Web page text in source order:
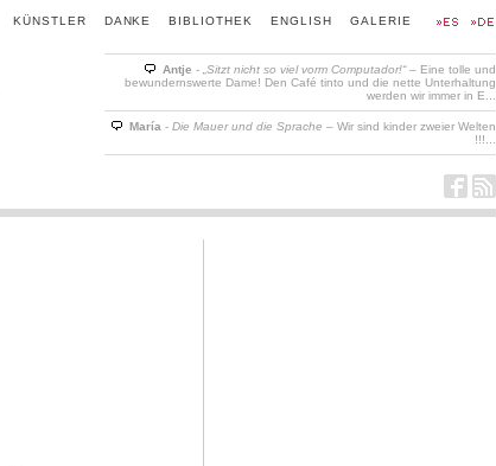
GALERIE
ENGLISH
BIBLIOTHEK
DANKE
KÜNSTLER
Antje - „Sitzt nicht so viel vorm Computador!“– Eine tolle und
bewundernswerte Dame! Den Café tinto und die nette Unterhaltung
werden wir immer in E...
María - Die Mauer und die Sprache – Wir sind kinder zweier Welten
!!!...